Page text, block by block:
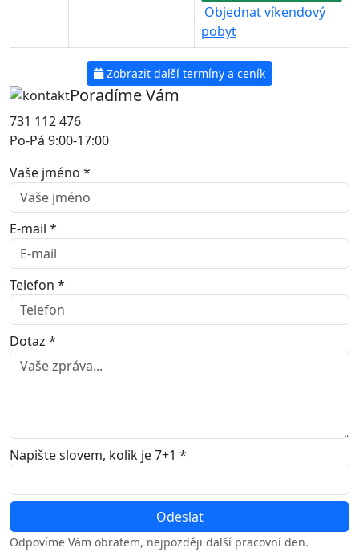
Objednat víkendový
pobyt
Zobrazit další termíny a ceník
Poradíme Vám
731 112 476
Po-Pá 9:00-17:00
Vaše jméno *
E-mail *
Telefon *
Dotaz *
Napište slovem, kolik je 7+1 *
Odpovíme Vám obratem, nejpozději další pracovní den.